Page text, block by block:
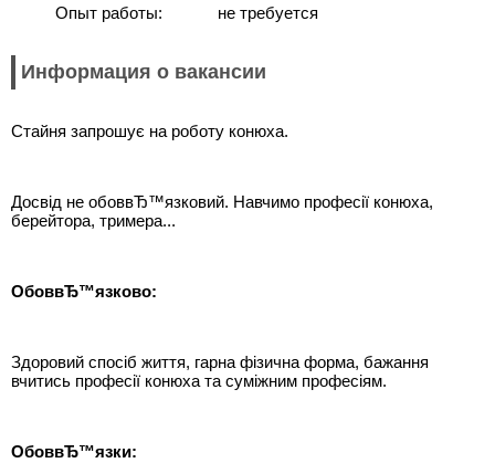
Опыт работы:
не требуется
Информация о вакансии
Стайня запрошує на роботу конюха.
Досвід не обоввЂ™язковий. Навчимо професії конюха,
берейтора, тримера...
ОбоввЂ™язково:
Здоровий спосіб життя, гарна фізична форма, бажання
вчитись професії конюха та суміжним професіям.
ОбоввЂ™язки: